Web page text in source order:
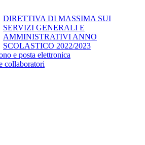
DIRETTIVA DI MASSIMA SUI
SERVIZI GENERALI E
AMMINISTRATIVI ANNO
SCOLASTICO 2022/2023
e posta elettronica
collaboratori